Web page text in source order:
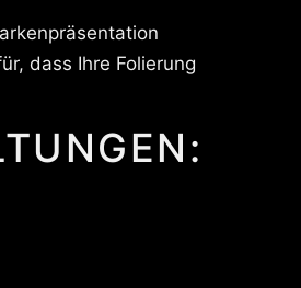
dass Ihre Folierung